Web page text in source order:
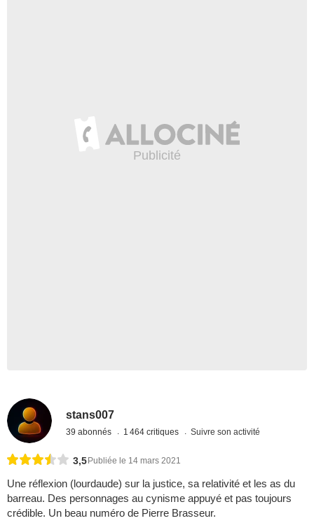
stans007
39 abonnés 1 464 critiques Suivre son activité
3,5 Publiée le 14 mars 2021
Une réflexion (lourdaude) sur la justice, sa relativité et les as du
barreau. Des personnages au cynisme appuyé et pas toujours
crédible. Un beau numéro de Pierre Brasseur.